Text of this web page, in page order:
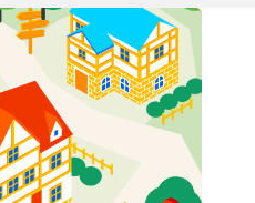
謎を解こう！ひと
もよし、お友達や
よし！